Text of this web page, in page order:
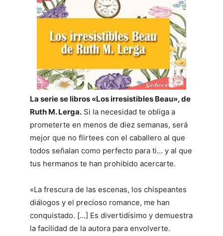
La serie se libros «Los irresistibles Beau», de
Ruth M. Lerga. Si la necesidad te obliga a
prometerte en menos de diez semanas, será
mejor que no flirtees con el caballero al que
todos señalan como perfecto para ti… y al que
tus hermanos te han prohibido acercarte.
«La frescura de las escenas, los chispeantes
diálogos y el precioso romance, me han
conquistado. […] Es divertidísimo y demuestra
la facilidad de la autora para envolverte.